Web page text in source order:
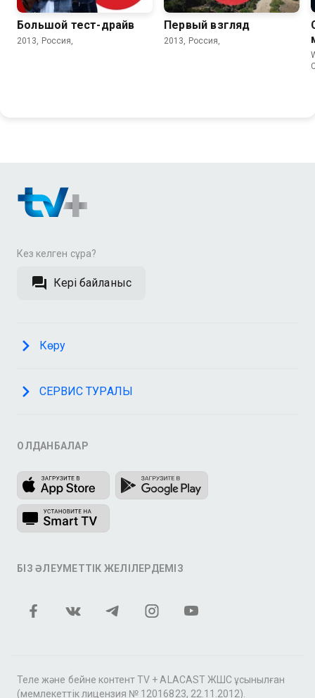
Большой тест-драйв
2013, Россия,
Первый взгляд
2013, Россия,
Кез келген сұрақ?
Кері байланыс
Көру
СЕРВИС ТУРАЛЫ
ҚОЛДАНБАЛАР
БІЗ ӘЛЕУМЕТТІК ЖЕЛІЛЕРДЕМІЗ
Теле және бейне контент TV + ALACAST ЖШС ұсынылған
(мемлекеттік лицензия № 12016823, 22.11.2012).